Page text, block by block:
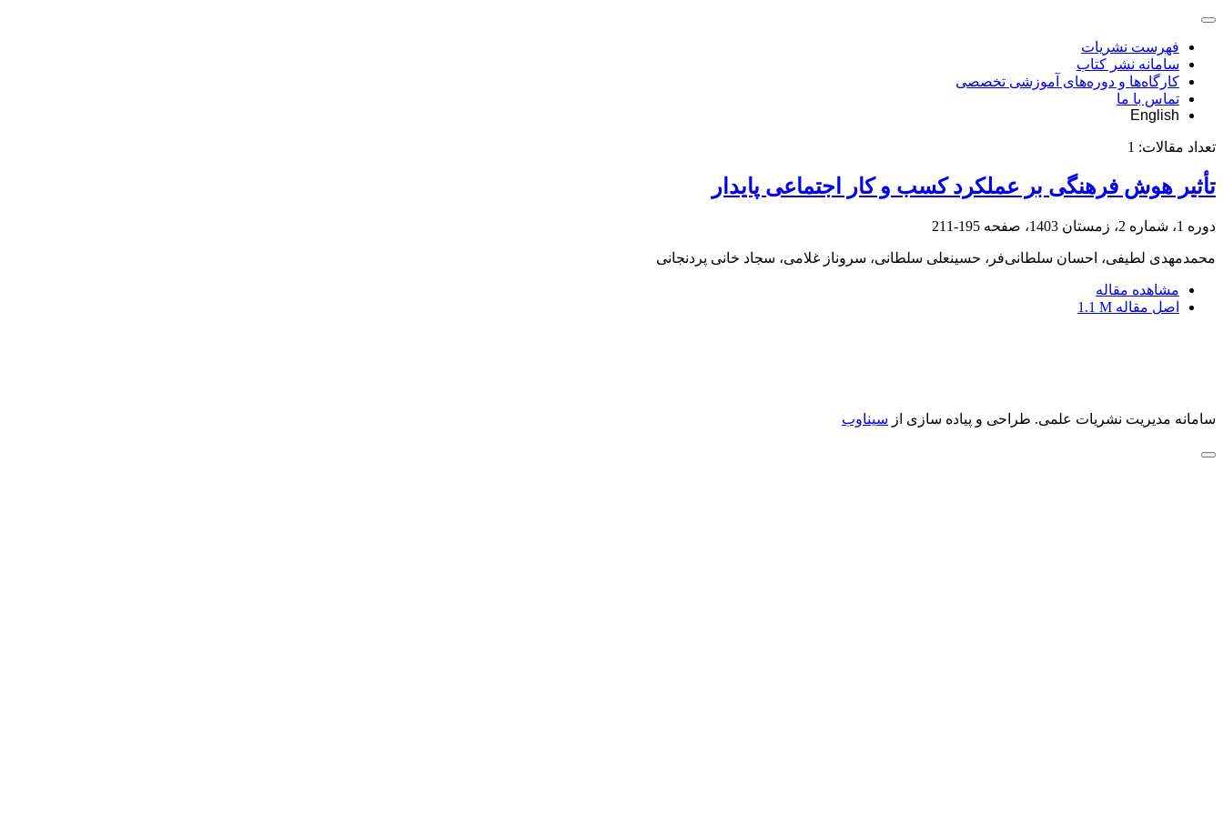
فهرست نشریات
سامانه نشر کتاب
کارگاه‌ها و دوره‌های آموزشی تخصصی
تماس با ما
English
تعداد مقالات: 1
تأثیر هوش ‌فرهنگی بر عملکرد کسب و کار اجتماعی پایدار
دوره 1، شماره 2، زمستان 1403، صفحه 195-211
محمدمهدی لطیفی، احسان سلطانی‌فر، حسینعلی سلطانی، سروناز غلامی، سجاد خانی پردنجانی
مشاهده مقاله
اصل مقاله 1.1 M
سامانه مدیریت نشریات علمی. طراحی و پیاده سازی از سیناوب